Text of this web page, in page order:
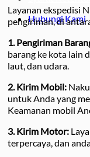
Hubungi Kami
Layanan ekspedisi
pengiriman, di
1. Pengiriman
barang ke kota lain
laut, dan udara.
2. Kirim Mobil:
untuk Anda yang
Keamanan mobil
3. Kirim Motor:
terpercaya, dan